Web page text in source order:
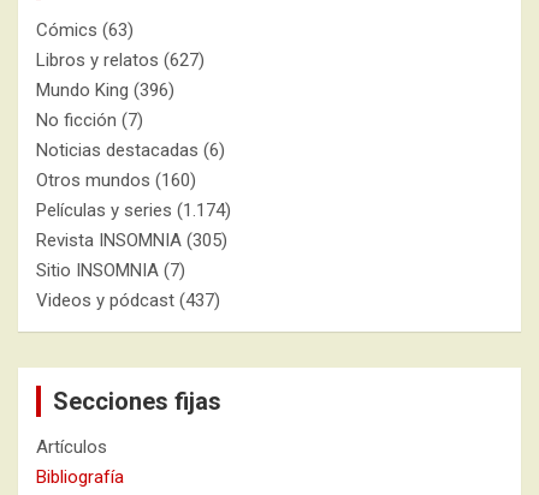
Cómics (63)
Libros y relatos (627)
Mundo King (396)
No ficción (7)
Noticias destacadas (6)
Otros mundos (160)
Películas y series (1.174)
Revista INSOMNIA (305)
Sitio INSOMNIA (7)
Videos y pódcast (437)
Secciones fijas
Artículos
Bibliografía